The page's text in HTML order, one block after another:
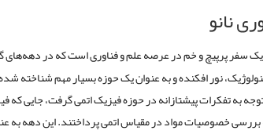
نانو
یک سفر پرپیچ و خم در عرصه علم و فناوری است که در دهه‌های
نور افکنده و به عنوان یک حوزه بسیار مهم شناخته
را در دهه ۱۹۵۰ با توجه به تفکرات پیشتازانه در حوزه فیزیک اتمی گرفت، جایی
بررسی خصوصیات مواد در مقیاس اتمی پرداختند. این دهه به